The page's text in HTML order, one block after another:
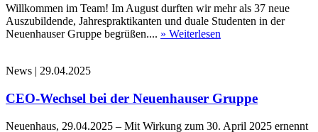
Willkommen im Team! Im August durften wir mehr als 37 neue
Auszubildende, Jahrespraktikanten und duale Studenten in der
Neuenhauser Gruppe begrüßen.... » Weiterlesen
News | 29.04.2025
CEO-Wechsel bei der Neuenhauser Gruppe
Neuenhaus, 29.04.2025 – Mit Wirkung zum 30. April 2025 ernennt